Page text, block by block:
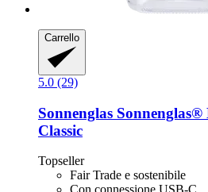
Carrello
5.0 (29)
Sonnenglas
Classic
Topseller
Fair Trade e sostenibile